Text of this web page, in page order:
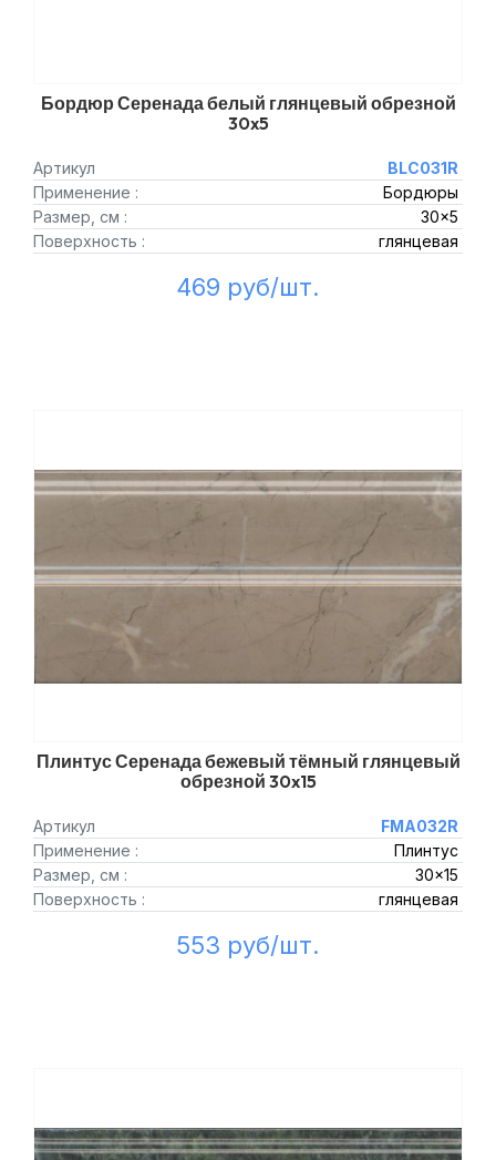
Бордюр Серенада белый глянцевый обрезной
30x5
Артикул
BLC031R
Применение :
Бордюры
Размер, см :
30x5
Поверхность :
глянцевая
469 руб/шт.
Плинтус Серенада бежевый тёмный глянцевый
обрезной 30x15
Артикул
FMA032R
Применение :
Плинтус
Размер, см :
30x15
Поверхность :
глянцевая
553 руб/шт.